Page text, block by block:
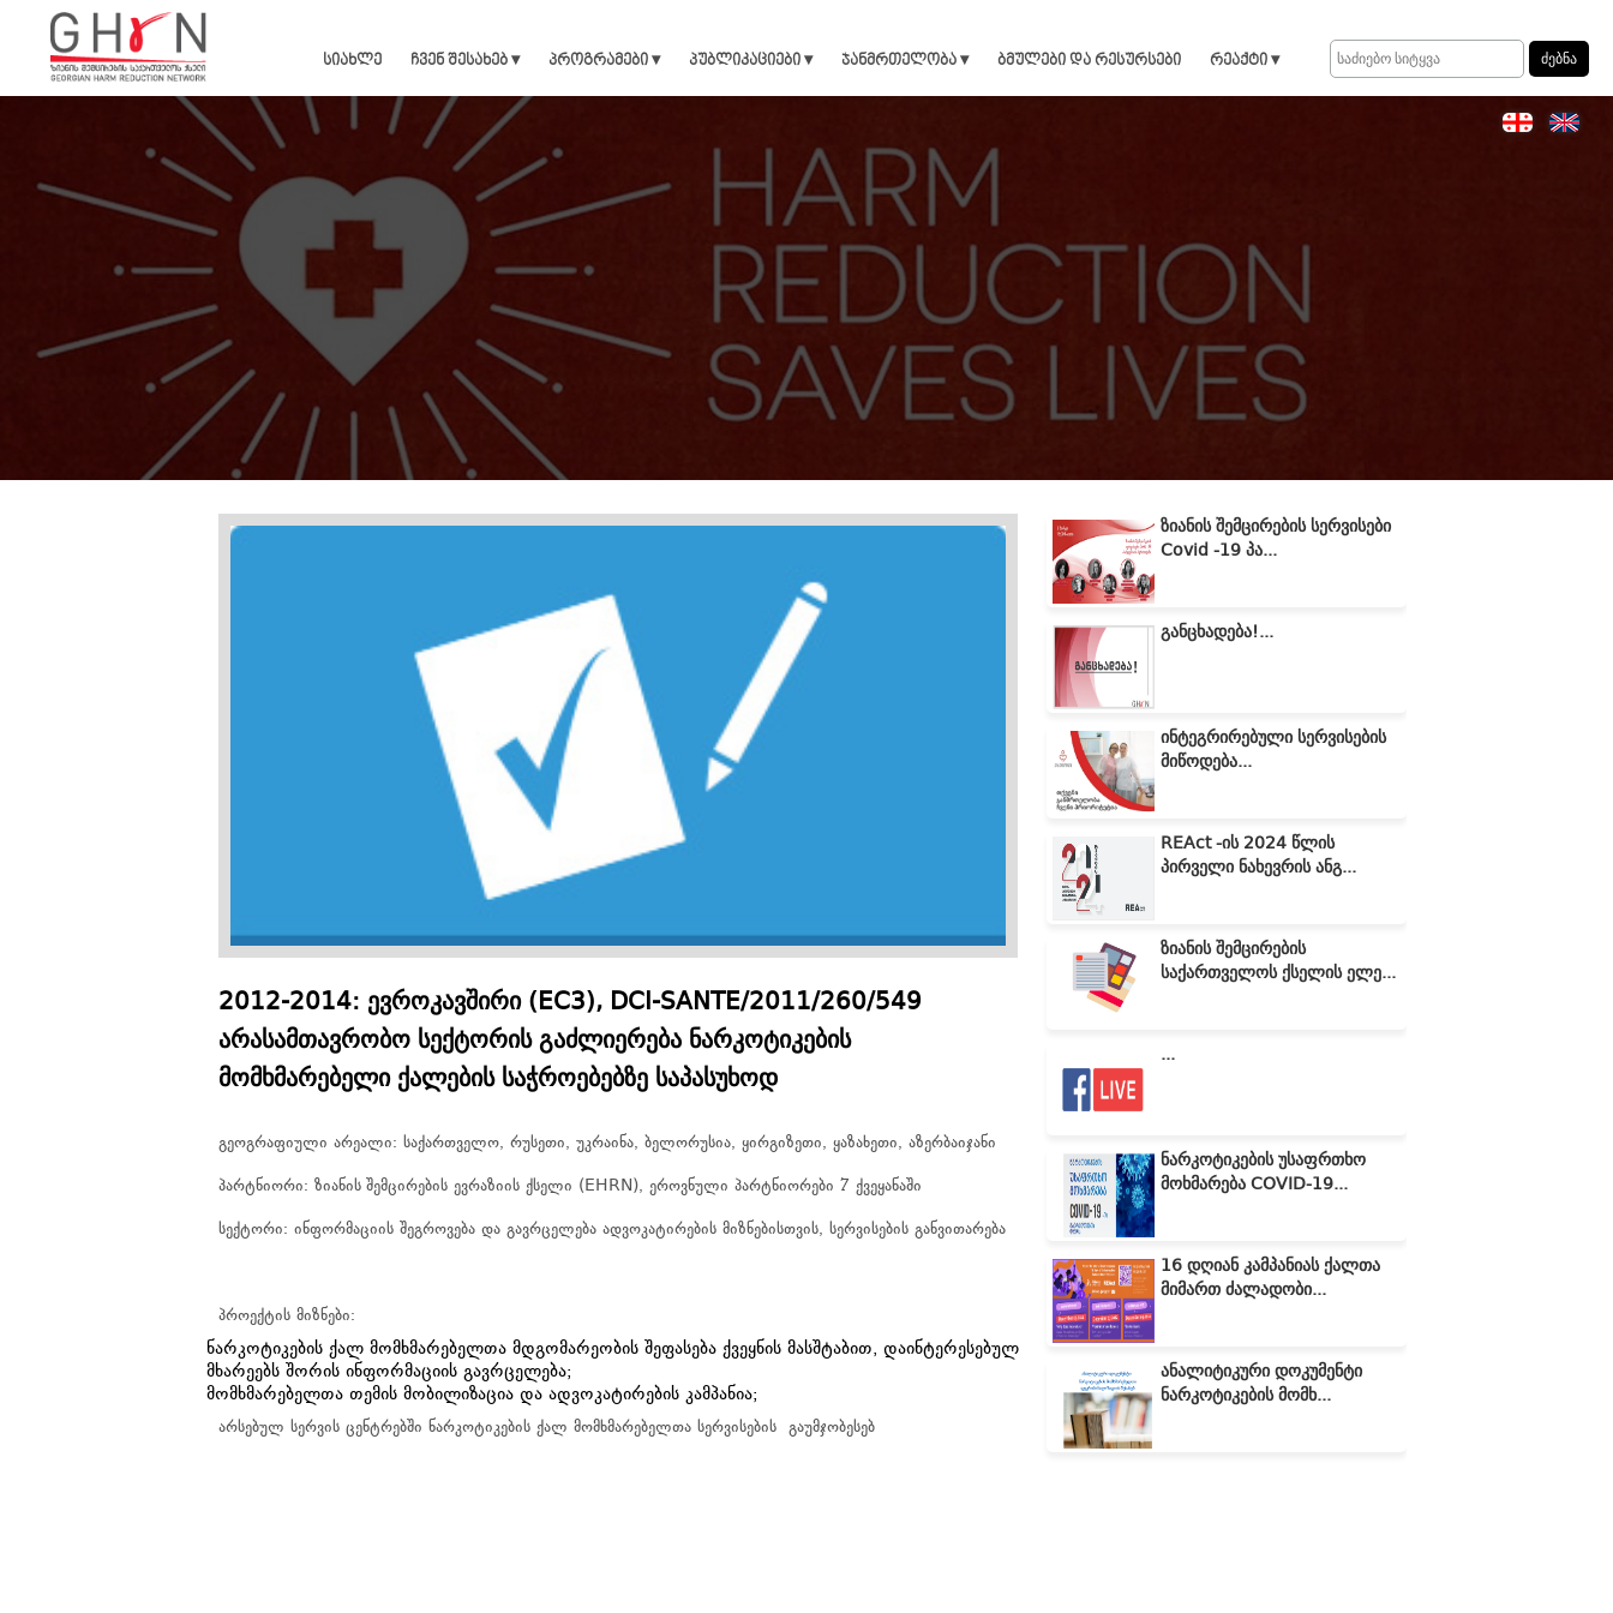
სიახლე ჩვენ შესახებ ▾ პროგრამები ▾ პუბლიკაციები ▾ ჯანმრთელობა ▾ ბმულები და რესურსები რეაქტი ▾
2012-2014: ევროკავშირი (EC3), DCI-SANTE/2011/260/549
არასამთავრობო სექტორის გაძლიერება ნარკოტიკების
მომხმარებელი ქალების საჭროებებზე საპასუხოდ
გეოგრაფიული არეალი: საქართველო, რუსეთი, უკრაინა, ბელორუსია, ყირგიზეთი, ყაზახეთი, აზერბაიჯანი
პარტნიორი: ზიანის შემცირების ევრაზიის ქსელი (EHRN), ეროვნული პარტნიორები 7 ქვეყანაში
სექტორი: ინფორმაციის შეგროვება და გავრცელება ადვოკატირების მიზნებისთვის, სერვისების განვითარება
პროექტის მიზნები:
ნარკოტიკების ქალ მომხმარებელთა მდგომარეობის შეფასება ქვეყნის მასშტაბით, დაინტერესებულ
მხარეებს შორის ინფორმაციის გავრცელება;
მომხმარებელთა თემის მობილიზაცია და ადვოკატირების კამპანია;
არსებულ სერვის ცენტრებში ნარკოტიკების ქალ მომხმარებელთა სერვისების გაუმჯობესებ
ზიანის შემცირების სერვისები
Covid -19 პა...
განცხადება!...
ინტეგრირებული სერვისების
მიწოდება...
REAct -ის 2024 წლის
პირველი ნახევრის ანგ...
ზიანის შემცირების
საქართველოს ქსელის ელე...
...
ნარკოტიკების უსაფრთხო
მოხმარება COVID-19...
16 დღიან კამპანიას ქალთა
მიმართ ძალადობი...
ანალიტიკური დოკუმენტი
ნარკოტიკების მომხ...